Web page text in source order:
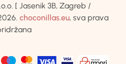
[ Jasenik 3B, Zagreb /
choconillas.eu, sva prava